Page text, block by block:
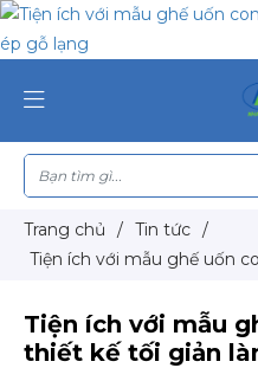
Trang chủ / Tin tức /
Tiện ích với mẫu ghế uốn
Tiện ích với mẫu
thiết kế tối giản